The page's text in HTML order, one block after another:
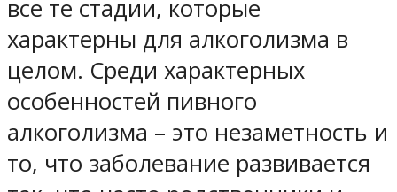
все те стадии, которые
характерны для алкоголизма в
целом. Среди характерных
особенностей пивного
алкоголизма – это незаметность и
то, что заболевание развивается